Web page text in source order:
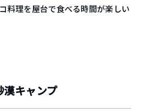
料理を屋台で食べる時間が楽しい
漠キャンプ